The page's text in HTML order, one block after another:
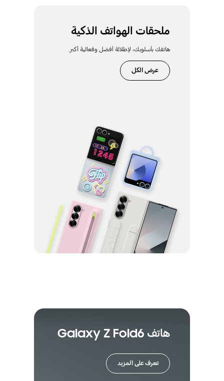
ملحقات الهواتف الذكية
هاتفك بأسلوبك، لإطلالة أفضل وفعالية أكبر.
عرض الكل
هاتف Galaxy Z Fold6
تعرف على المزيد